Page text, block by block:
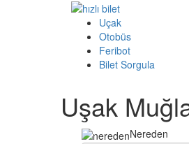
Uçak
Otobüs
Feribot
Bilet Sorgula
Uşak
Nereden